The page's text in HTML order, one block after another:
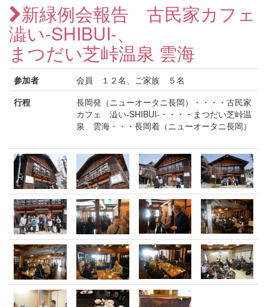
新緑例会報告 古民家カフェ
澁い-SHIBUI-、
まつだい芝峠温泉 雲海
参加者
会員 １２名、ご家族 ５名
行程
長岡発（ニューオータニ長岡）・・・・古民家
カフェ 澁い-SHIBUI-・・・・まつだい芝峠温
泉 雲海・・・長岡着（ニューオータニ長岡）